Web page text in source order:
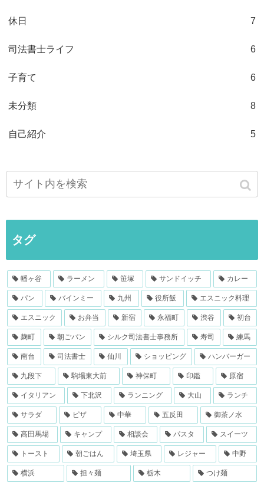
休日 7
司法書士ライフ 6
子育て 6
未分類 8
自己紹介 5
タグ
幡ヶ谷 ラーメン 笹塚 サンドイッチ カレー
パン バインミー 九州 役所飯 エスニック料理
エスニック お弁当 新宿 永福町 渋谷 初台
麹町 朝ごパン シルク司法書士事務所 寿司 練馬
南台 司法書士 仙川 ショッピング ハンバーガー
九段下 駒場東大前 神保町 印鑑 原宿
イタリアン 下北沢 ランニング 大山 ランチ
サラダ ピザ 中華 五反田 御茶ノ水
高田馬場 キャンプ 相談会 パスタ スイーツ
トースト 朝ごはん 埼玉県 レジャー 中野
横浜 担々麺 栃木 つけ麺